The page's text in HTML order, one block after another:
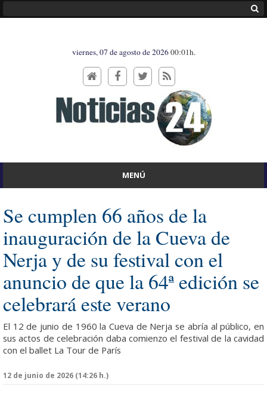
viernes, 07 de agosto de 202600:01h.
MENÚ
Se cumplen 66 años de la
inauguración de la Cueva de
Nerja y de su festival con el
anuncio de que la 64ª edición se
celebrará este verano
El 12 de junio de 1960 la Cueva de Nerja se abría al público, en
sus actos de celebración daba comienzo el festival de la cavidad
con el ballet La Tour de París
12 de junio de 2026 (14:26 h.)